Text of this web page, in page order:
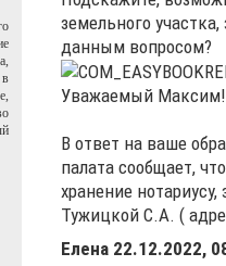
земельного
данным вопросом?
Уважаемый Максим!
В ответ на ваше
палата сообщает,
хранение
Тужицкой С.А. (
Елена 22.12.2022,